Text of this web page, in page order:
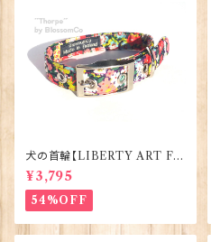
犬の首輪【LIBERTY ART FA
BRIC=Thorpe】BlossomCo
90295
¥3,795
54%OFF